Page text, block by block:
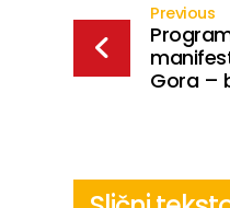
Previous
Gora –